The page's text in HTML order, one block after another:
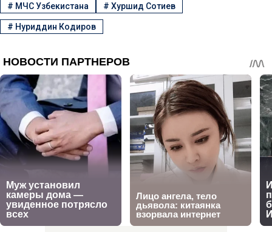
# МЧС Узбекистана # Хуршид Сотиев
# Нуриддин Кодиров